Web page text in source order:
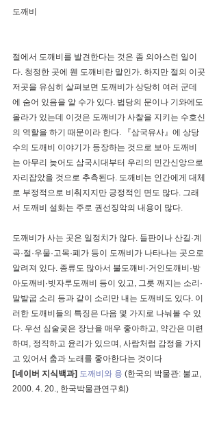
도깨비
절에서 도깨비를 발견한다는 것은 좀 의아스런 일이
다. 청정한 곳에 웬 도깨비란 말인가. 하지만 절의 이곳
저곳을 유심히 살펴보면 도깨비가 상당히 여러 군데
에 숨어 있음을 알 수가 있다. 법당의 문이나 기와에도
올라가 있는데 이것은 도깨비가 사찰을 지키는 수호신
의 역할을 하기 때문이라 한다. 『삼국유사』에 상당
수의 도깨비 이야기가 등장하는 것으로 보아 도깨비
는 아무리 늦어도 삼국시대부터 우리의 민간신앙으로
자리잡았을 것으로 추측된다. 도깨비는 인간에게 대체
로 부정적으로 비춰지지만 긍정적인 면도 많다. 그래
서 도깨비 설화는 주로 권선징악의 내용이 많다.
도깨비가 사는 곳은 일정치가 않다. 들판이나 산길·계
곡·절·우물·고목·폐가 등이 도깨비가 나타나는 곳으로
알려져 있다. 종류도 많아서 불도깨비·거인도깨비·방
아도깨비·빗자루도깨비 등이 있고, 그릇 깨지는 소리·
말발굽 소리 등과 같이 소리만 내는 도깨비도 있다. 이
러한 도깨비들의 특징은 다음 몇 가지로 나눠볼 수 있
다. 우선 심술궂은 장난을 매우 좋아하고, 약간은 미련
하며, 정직하고 윤리가 있으며, 사람처럼 감정을 가지
고 있어서 춤과 노래를 좋아한다는 것이다
[네이버 지식백과] 도깨비와 용 (한국의 박물관: 불교,
2000. 4. 20., 한국박물관연구회)